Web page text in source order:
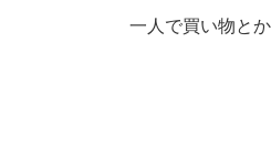
一人で買い物とか